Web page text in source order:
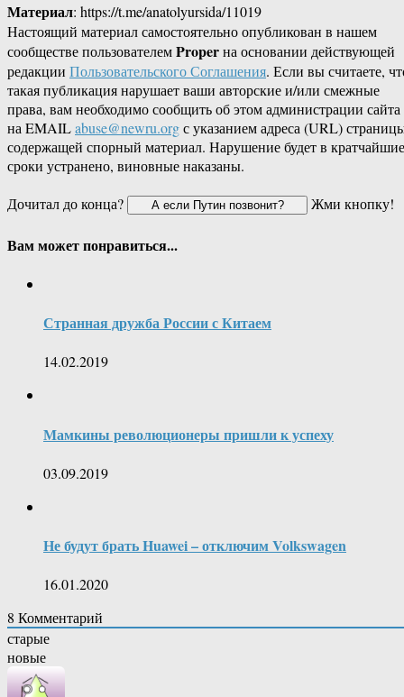
Материал: https://t.me/anatolyursida/11019
Настоящий материал самостоятельно опубликован в нашем
сообществе пользователемProperна основании действующей
редакции Пользовательского Соглашения. Если вы считаете,
такая публикация нарушает ваши авторские и/или смежные
права, вам необходимо сообщить об этом администрации сайта
на EMAILabuse@newru.orgс указанием адреса (URL)
содержащей спорный материал. Нарушение будет в кратчайшие
сроки устранено, виновные наказаны.
Дочитал до конца?
Жми кнопку!
Вам может понравиться...
Странная дружба России с Китаем
14.02.2019
Мамкины революционеры пришли к успеху
03.09.2019
Не будут брать Huawei – отключим Volkswagen
16.01.2020
8 Комментарий
старые
новые